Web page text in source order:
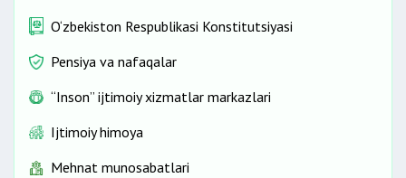
O‘zbekiston Respublikasi Konstitutsiyasi
Pensiya va nafaqalar
“Inson” ijtimoiy xizmatlar markazlari
Ijtimoiy himoya
Mehnat munosabatlari